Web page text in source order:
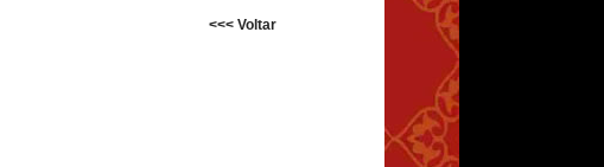
<<< Voltar